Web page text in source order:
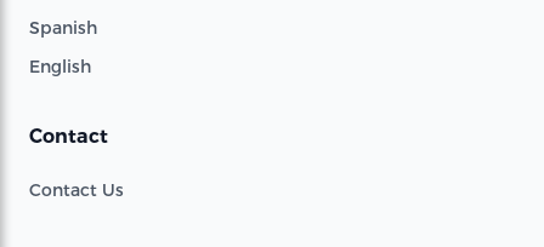
Spanish
English
Contact
Contact Us